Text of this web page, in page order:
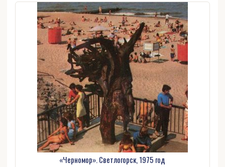
«Черномор». Светлогорск, 1975 год